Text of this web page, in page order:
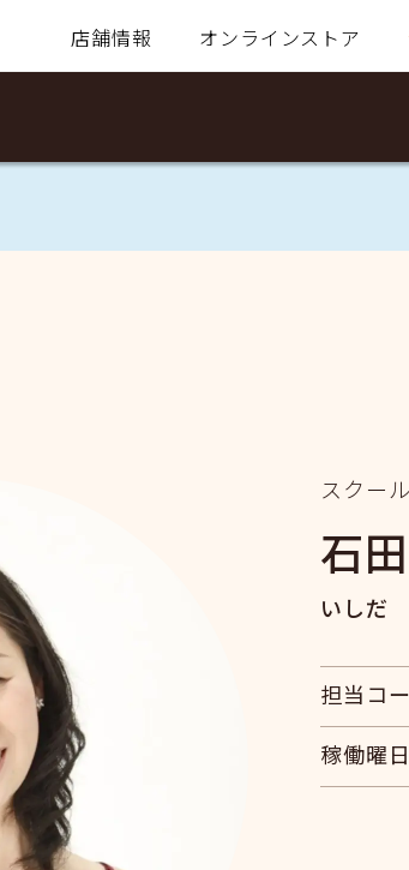
店舗情報 オンラインストア
スクー
石
いしだ
担当コ
稼働曜日